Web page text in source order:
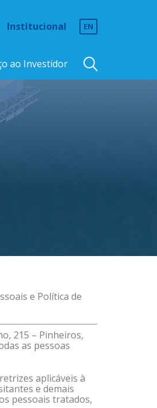
Institucional EN
ao Investidor
e Política de
215 – Pinheiros,
as pessoas
aplicáveis à
e demais
pessoais tratados,